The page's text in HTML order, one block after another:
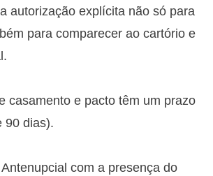
autorização explícita não só para
para comparecer ao cartório e
casamento e pacto têm um prazo
90 dias).
com a presença do